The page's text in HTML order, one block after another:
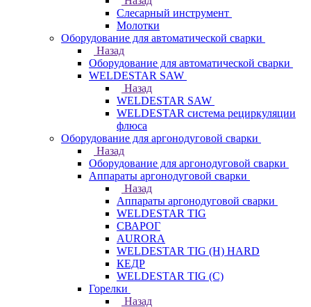
Слесарный инструмент
Молотки
Оборудование для автоматической сварки
Назад
Оборудование для автоматической сварки
WELDESTAR SAW
Назад
WELDESTAR SAW
WELDESTAR система рециркуляции
флюса
Оборудование для аргонодуговой сварки
Назад
Оборудование для аргонодуговой сварки
Аппараты аргонодуговой сварки
Назад
Аппараты аргонодуговой сварки
WELDESTAR TIG
СВАРОГ
AURORA
WELDESTAR TIG (H) HARD
КЕДР
WELDESTAR TIG (С)
Горелки
Назад